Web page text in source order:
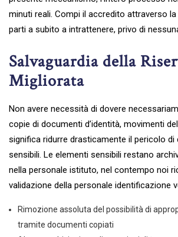
minuti reali. Compi il accredito attraverso
parti a subito a intrattenere, privo di
Salvaguardia della
Migliorata
Non avere necessità di dovere
copie di documenti d’identità, movimenti
significa ridurre drasticamente il pericolo
sensibili. Le elementi sensibili restano
nella personale istituto, nel contempo noi
validazione della personale identificazione
Rimozione assoluta del possibilità di
tramite documenti copiati